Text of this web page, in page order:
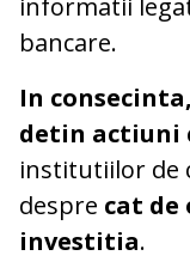
informatii
bancare.
In
detin actiuni
institutiilor de
despre cat de
investitia.